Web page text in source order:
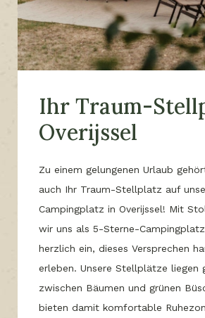
Ihr Traum-
Overijssel
Zu einem gelungenen Urlaub
auch Ihr Traum-Stellplatz auf
Campingplatz in Overijssel! Mit
wir uns als 5-Sterne-
herzlich ein, dieses Versprechen
erleben. Unsere Stellplätze liegen
zwischen Bäumen und grünen
bieten damit komfortable